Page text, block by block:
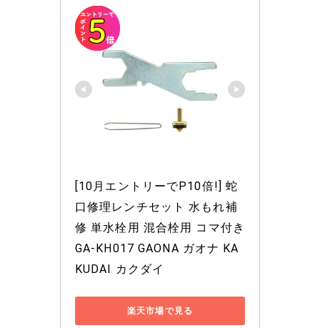
[10月エントリーでP10倍!] 蛇
口修理レンチセット 水もれ補
修 単水栓用 混合栓用 コマ付き
GA-KH017 GAONA ガオナ KA
KUDAI カクダイ
楽天市場で見る